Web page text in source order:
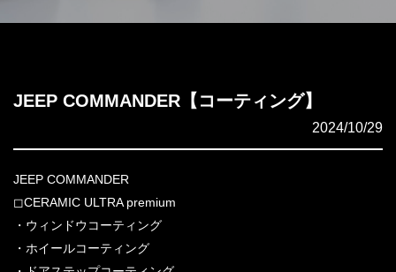
JEEP COMMANDER【コーティング】
2024/10/29
JEEP COMMANDER
◻︎CERAMIC ULTRA premium
・ウィンドウコーティング
・ホイールコーティング